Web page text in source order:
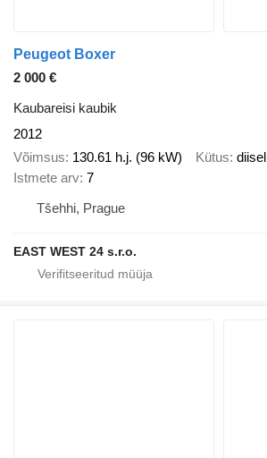
Peugeot Boxer
2 000 €
Kaubareisi kaubik
2012
Võimsus 130.61 h.j. (96 kW) Kütus diisel
Istmete arv 7
Tšehhi, Prague
EAST WEST 24 s.r.o.